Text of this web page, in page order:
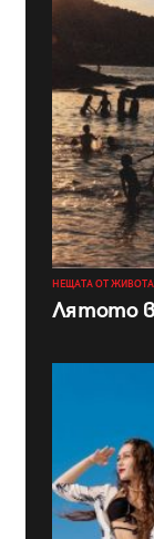
НЕЩАТА ОТ ЖИВОТА
Лятото